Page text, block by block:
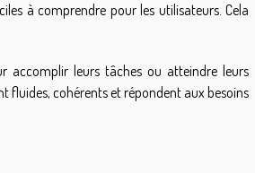
à comprendre pour les utilisateurs. Cela
accomplir leurs tâches ou atteindre leurs
fluides, cohérents et répondent aux besoins